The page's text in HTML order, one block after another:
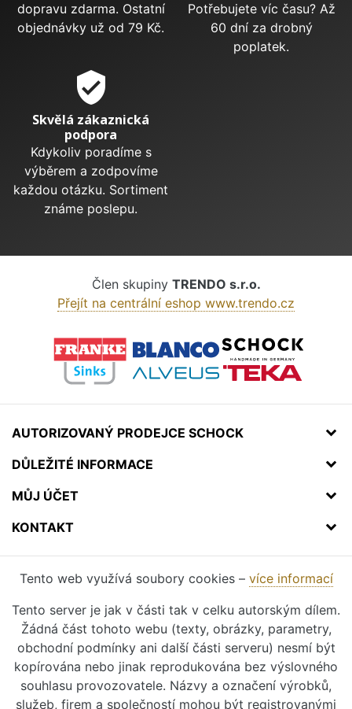
dopravu zdarma. Ostatní
objednávky už od 79 Kč.
Potřebujete víc času? Až
60 dní za drobný
poplatek.
verified_user
Skvělá zákaznická
podpora
Kdykoliv poradíme s
výběrem a zodpovíme
každou otázku. Sortiment
známe poslepu.
Člen skupiny TRENDO s.r.o.
Přejít na centrální eshop www.trendo.cz
AUTORIZOVANÝ PRODEJCE SCHOCK
DŮLEŽITÉ INFORMACE
MŮJ ÚČET
KONTAKT
Tento web využívá soubory cookies – více informací
Tento server je jak v části tak v celku autorským dílem.
Žádná část tohoto webu (texty, obrázky, parametry,
obchodní podmínky ani další části serveru) nesmí být
kopírována nebo jinak reprodukována bez výslovného
souhlasu provozovatele. Názvy a označení výrobků,
služeb, firem a společností mohou být registrovanými